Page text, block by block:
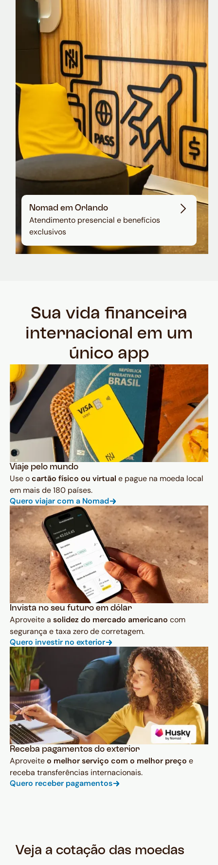
Nomad Explorer
Cartão de crédito brasileiro com cashback
em dólar
Nomad em Orlando
Atendimento presencial e benefícios
exclusivos
Sua vida financeira
internacional em um
único app
Viaje pelo mundo
Use ocartão físico ou virtual e pague na moeda local
em mais de 180 países.
Quero viajar com a Nomad
Invista no seu futuro em dólar
Aproveite a solidez do mercado americano com
segurança e taxa zero de corretagem.
Quero investir no exterior
Receba pagamentos do exterior
Aproveiteo melhor serviço com o melhor preço e
receba transferências internacionais.
Quero receber pagamentos
Veja a cotação das moedas